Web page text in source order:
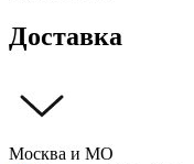
Доставка
Москва и МО